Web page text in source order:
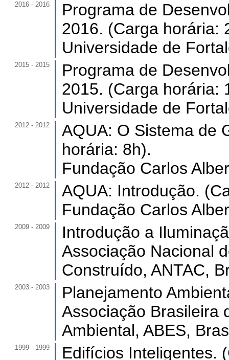
2016 - 2016
Programa de
2016. (Carga horária:
Universidade de
2015 - 2015
Programa de
2015. (Carga horária:
Universidade de
2012 - 2012
AQUA: O Sistema de
horária: 8h).
Fundação Carlos
2012 - 2012
AQUA: Introdução.
Fundação Carlos
2009 - 2009
Introdução a
Associação Nacional
Construído, ANTAC,
2003 - 2003
Planejamento
Associação Brasileira
Ambiental, ABES,
1999 - 1999 Edifícios Inteligentes.